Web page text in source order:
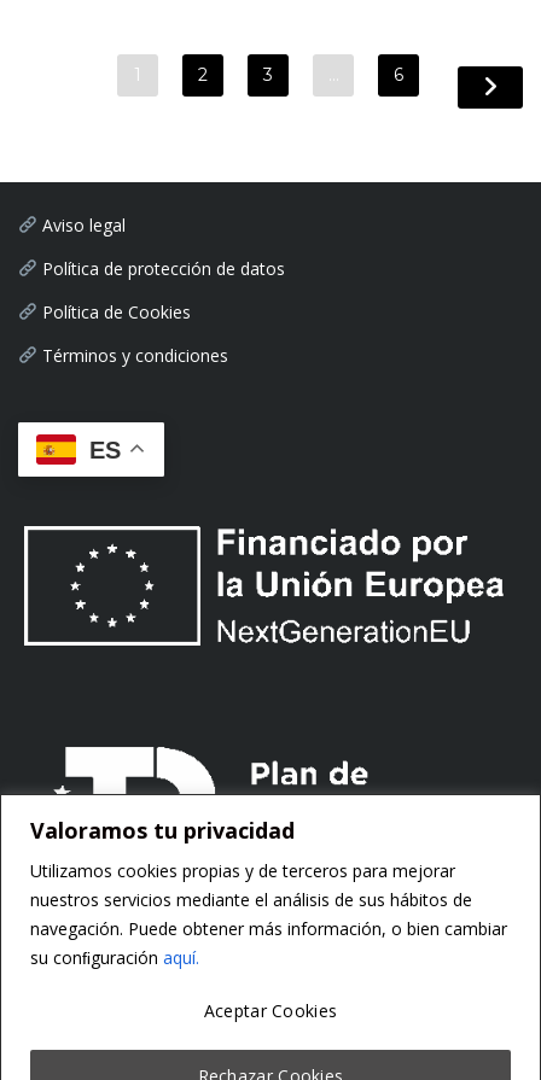
Valoramos tu privacidad
Utilizamos cookies propias y de terceros para mejorar
nuestros servicios mediante el análisis de sus hábitos de
navegación. Puede obtener más información, o bien cambiar
su conﬁguración aquí.
Rechazar Cookies
Aceptar Cookies
1 2 3 … 6
Aviso legal
Política de protección de datos
Política de Cookies
Términos y condiciones
ES